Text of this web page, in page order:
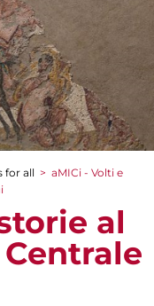
for all > aMICi - Volti e
al